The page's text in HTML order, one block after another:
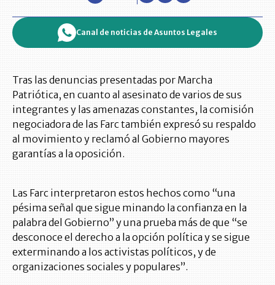
Canal de noticias de Asuntos Legales
Tras las denuncias presentadas por Marcha
Patriótica, en cuanto al asesinato de varios de sus
integrantes y las amenazas constantes, la comisión
negociadora de las Farc también expresó su respaldo
al movimiento y reclamó al Gobierno mayores
garantías a la oposición.
Las Farc interpretaron estos hechos como “una
pésima señal que sigue minando la confianza en la
palabra del Gobierno” y una prueba más de que “se
desconoce el derecho a la opción política y se sigue
exterminando a los activistas políticos, y de
organizaciones sociales y populares”.